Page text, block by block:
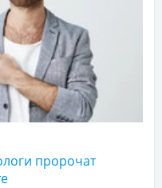
пророчат